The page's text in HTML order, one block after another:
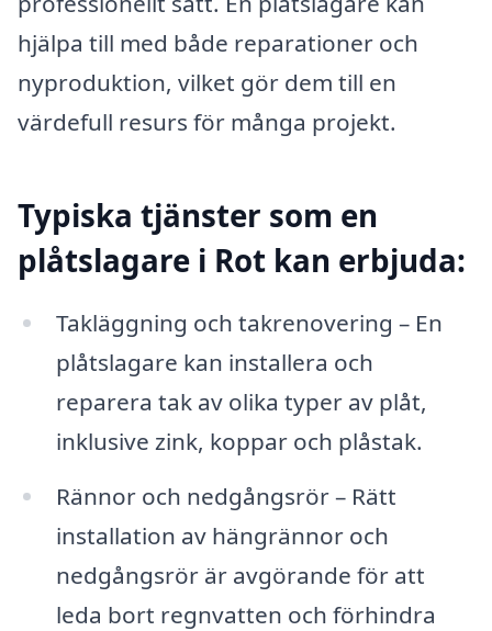
hjälpa till med både reparationer och
nyproduktion, vilket gör dem till en
värdefull resurs för många projekt.
Typiska tjänster som en
plåtslagare i Rot kan erbjuda:
Takläggning och takrenovering – En
plåtslagare kan installera och
reparera tak av olika typer av plåt,
inklusive zink, koppar och plåstak.
Rännor och nedgångsrör – Rätt
installation av hängrännor och
nedgångsrör är avgörande för att
leda bort regnvatten och förhindra